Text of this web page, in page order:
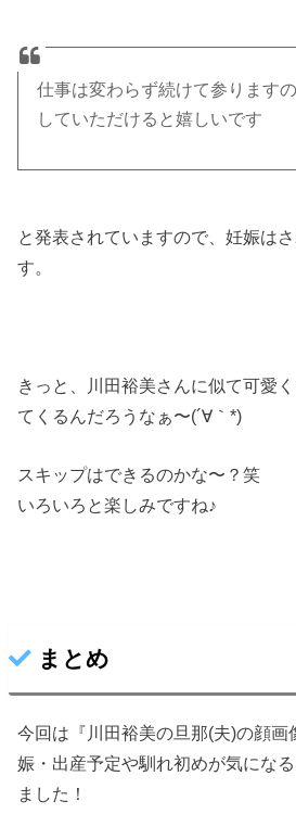
仕事は変わらず続けて参ります
していただけると嬉しいです
と発表されていますので、妊娠は
す。
きっと、川田裕美さんに似て可愛
てくるんだろうなぁ〜(´∀｀*)
スキップはできるのかな〜？笑
いろいろと楽しみですね♪
まとめ
今回は『川田裕美の旦那(夫)の顔画
娠・出産予定や馴れ初めが気にな
ました！